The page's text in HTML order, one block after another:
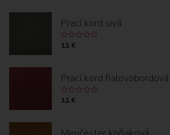
Prací kord sivá
11 €
Prací kord fialovobordová
11 €